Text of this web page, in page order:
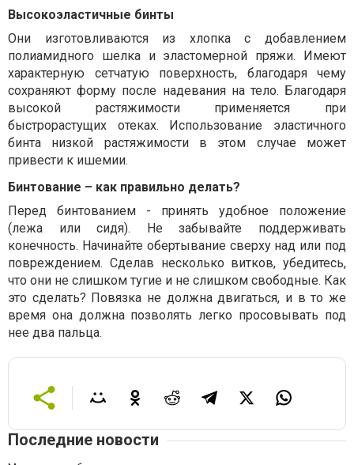
Высокоэластичные бинты
Они изготовливаются из хлопка с добавлением
полиамидного шелка и эластомерной пряжи. Имеют
характерную сетчатую поверхность, благодаря чему
сохраняют форму после надевания на тело. Благодаря
высокой растяжимости применяется при
быстрорастущих отеках. Использование эластичного
бинта низкой растяжимости в этом случае может
привести к ишемии.
Бинтование – как правильно делать?
Перед бинтованием - принять удобное положение
(лежа или сидя). Не забывайте поддерживать
конечность. Начинайте обертывание сверху над или под
повреждением. Сделав несколько витков, убедитесь,
что они не слишком тугие и не слишком свободные. Как
это сделать? Повязка не должна двигаться, и в то же
время она должна позволять легко просовывать под
нее два пальца.
Последние новости